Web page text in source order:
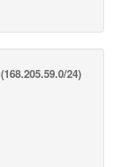
(168.205.59.0/24)